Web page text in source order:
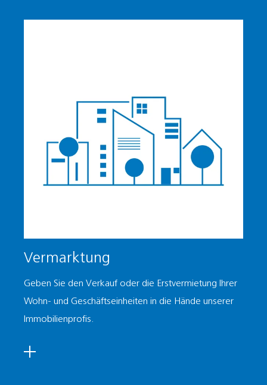
Vermarktung
Geben Sie den Verkauf oder die Erstvermietung Ihrer
Wohn- und Geschäftseinheiten in die Hände unserer
Immobilienprofis.